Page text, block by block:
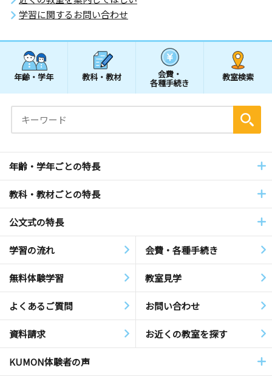
学習に関するお問い合わせ
年齢・学年 教科・教材 会費・
各種手続き
教室検索
年齢・学年ごとの特長
教科・教材ごとの特長
公文式の特長
学習の流れ 会費・各種手続き
無料体験学習 教室見学
よくあるご質問 お問い合わせ
資料請求 お近くの教室を探す
KUMON体験者の声